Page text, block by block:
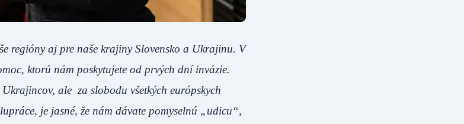
regióny aj pre naše krajiny Slovensko a Ukrajinu. V
ktorú nám poskytujete od prvých dní invázie.
ale za slobodu všetkých európskych
je jasné, že nám dávate pomyselnú „udicu“,